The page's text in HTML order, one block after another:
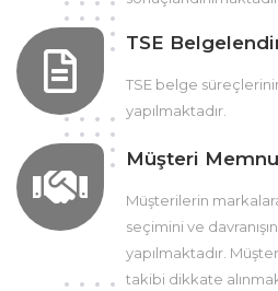
TSE
TSE belge
yapılmaktadır.
Müşteri
Müşterilerin
seçimini ve
yapılmaktadır.
takibi dikkate